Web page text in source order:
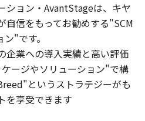
ション・AvantStageは、キヤ
自信をもってお勧めする"SCM
"です。
企業への導入実績と高い評価
ージやソリューション"で構
というストラテジーがも
を享受できます